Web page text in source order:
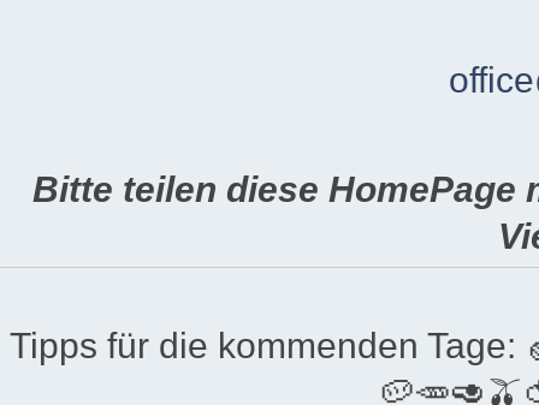
Bitte teilen diese HomePage
Tipps für die kommenden